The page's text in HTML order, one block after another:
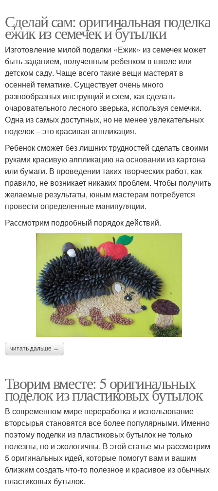
Сделай сам: оригинальная поделка
ежик из семечек и бутылки
Изготовление милой поделки «Ежик» из семечек может
быть заданием, полученным ребенком в школе или
детском саду. Чаще всего такие вещи мастерят в
осенней тематике. Существует очень много
разнообразных инструкций и схем, как сделать
очаровательного лесного зверька, используя семечки.
Одна из самых доступных, но не менее увлекательных
поделок – это красивая аппликация.
Ребенок сможет без лишних трудностей сделать своими
руками красивую аппликацию на основании из картона
или бумаги. В проведении таких творческих работ, как
правило, не возникает никаких проблем. Чтобы получить
желаемые результаты, юным мастерам потребуется
провести определенные манипуляции.
Рассмотрим подробный порядок действий.
читать дальше →
Творим вместе: 5 оригинальных
поделок из пластиковых бутылок
В современном мире переработка и использование
вторсырья становятся все более популярными. Именно
поэтому поделки из пластиковых бутылок не только
полезны, но и экологичны. В этой статье мы рассмотрим
5 оригинальных идей, которые помогут вам и вашим
близким создать что-то полезное и красивое из обычных
пластиковых бутылок.